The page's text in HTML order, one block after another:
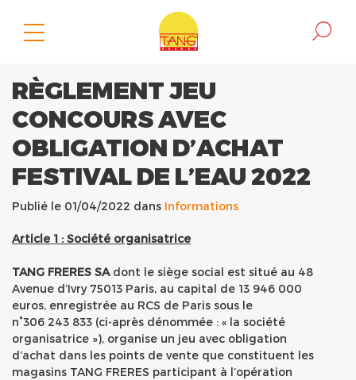
RÈGLEMENT JEU
CONCOURS AVEC
OBLIGATION D’ACHAT
FESTIVAL DE L’EAU 2022
Publié le 01/04/2022 dans Informations
Article 1 : Société organisatrice
TANG FRERES SAdont le siège social est situé au 48
Avenue d’Ivry 75013 Paris, au capital de 13 946 000
euros, enregistrée au RCS de Paris sous le
n°306 243 833 (ci-après dénommée : « la société
organisatrice »), organise un jeu avec obligation
d’achat dans les points de vente que constituent les
magasins TANG FRERES participant à l’opération